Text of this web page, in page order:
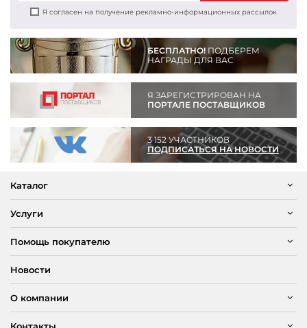
Я согласен на получение рекламно-информационных рассылок
БЕСПЛАТНО!ПОДБЕРЕМ
НАГРАДЫ ДЛЯ ВАС
Я ЗАРЕГИСТРИРОВАН НА
ПОРТАЛЕ ПОСТАВЩИКОВ
3 152 УЧАСТНИКОВ
ПОДПИСАТЬСЯ НА НОВОСТИ
Каталог
Услуги
Помощь покупателю
Новости
О компании
Контакты